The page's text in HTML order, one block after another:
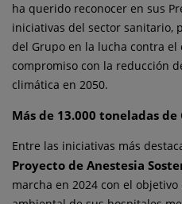
ha querido reconocer en sus
iniciativas del sector sanitario,
del Grupo en la lucha contra el
compromiso con la reducción
climática en 2050.
Más de 13.000 toneladas
Entre las iniciativas más
Proyecto de Anestesia
marcha en 2024 con el